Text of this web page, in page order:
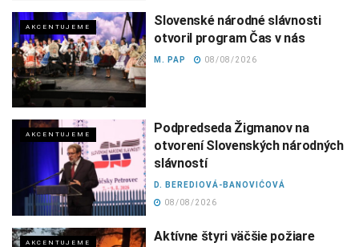
AKCENTUJEME
Slovenské národné slávnosti
otvoril program Čas v nás
M. PAP 08/08/2026
AKCENTUJEME
Podpredseda Žigmanov na
otvorení Slovenských národných
slávností
D. BEREDIOVÁ-BANOVIĆOVÁ
08/08/2026
AKCENTUJEME Aktívne štyri väčšie požiare